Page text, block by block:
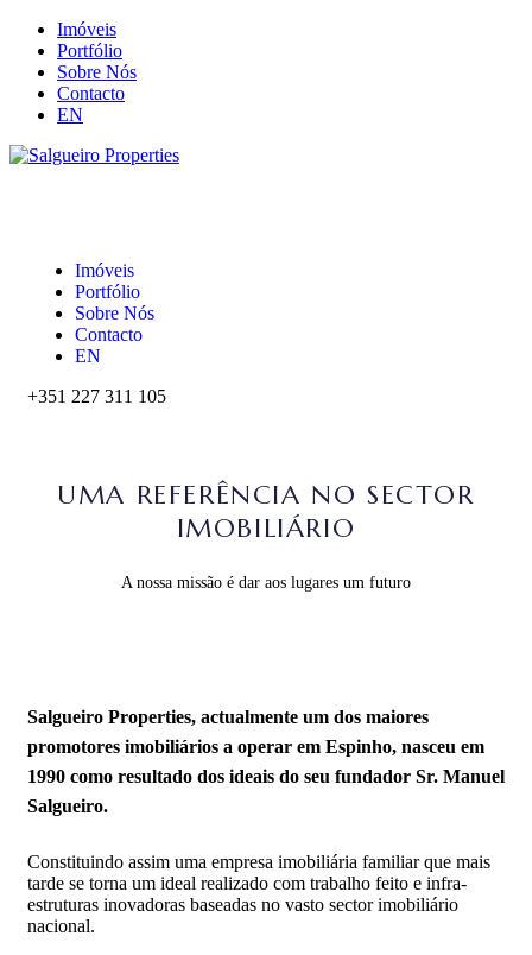
Imóveis
Portfólio
Sobre Nós
Contacto
EN
Imóveis
Portfólio
Sobre Nós
Contacto
EN
+351 227 311 105‬
UMA REFERÊNCIA NO SECTOR
IMOBILIÁRIO
A nossa missão é dar aos lugares um futuro
Salgueiro Properties, actualmente um dos maiores
promotores imobiliários a operar em Espinho, nasceu em
1990 como resultado dos ideais do seu fundador Sr. Manuel
Salgueiro.
Constituindo assim uma empresa imobiliária familiar que mais
tarde se torna um ideal realizado com trabalho feito e infra-
estruturas inovadoras baseadas no vasto sector imobiliário
nacional.